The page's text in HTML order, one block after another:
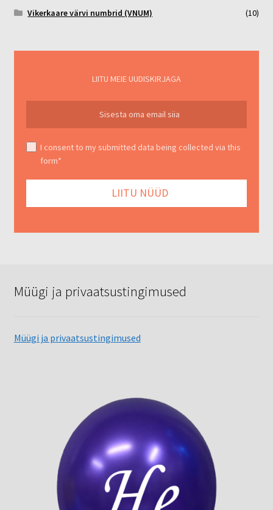
Vikerkaare värvi numbrid (VNUM)
(10)
LIITU MEIE UUDISKIRJAGA
I consent to my submitted data being collected via this
form*
Müügi ja privaatsustingimused
Müügi ja privaatsustingimused